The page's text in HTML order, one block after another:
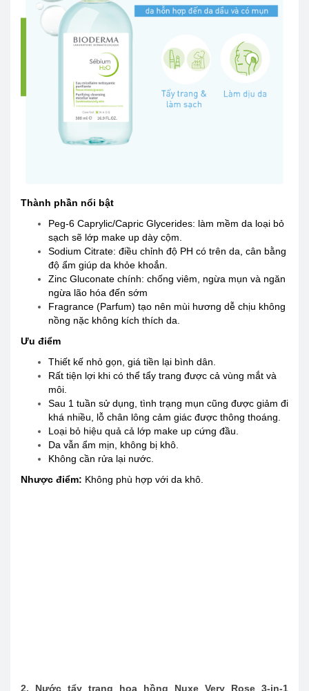
Thành phần nổi bật
Peg-6 Caprylic/Capric Glycerides: làm mềm da loại bỏ
sạch sẽ lớp make up dày cộm.
Sodium Citrate: điều chỉnh độ PH có trên da, cân bằng
độ ẩm giúp da khỏe khoắn.
Zinc Gluconate chính: chống viêm, ngừa mụn và ngăn
ngừa lão hóa đến sớm
Fragrance (Parfum) tạo nên mùi hương dễ chịu không
nồng nặc không kích thích da.
Ưu điểm
Thiết kế nhỏ gọn, giá tiền lại bình dân.
Rất tiện lợi khi có thể tẩy trang được cả vùng mắt và
môi.
Sau 1 tuần sử dụng, tình trạng mụn cũng được giảm đi
khá nhiều, lỗ chân lông cảm giác được thông thoáng.
Loại bỏ hiệu quả cả lớp make up cứng đầu.
Da vẫn ẩm mịn, không bị khô.
Không cần rửa lại nước.
Nhược điểm: Không phù hợp với da khô.
2. Nước tẩy trang hoa hồng Nuxe Very Rose 3-in-1